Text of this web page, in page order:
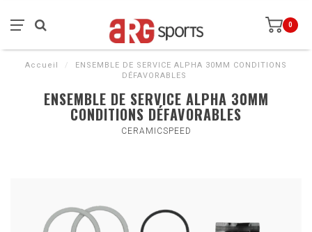
0
Accueil /
ENSEMBLE DE SERVICE ALPHA 30MM CONDITIONS
DÉFAVORABLES
ENSEMBLE DE SERVICE ALPHA 30MM
CONDITIONS DÉFAVORABLES
CERAMICSPEED